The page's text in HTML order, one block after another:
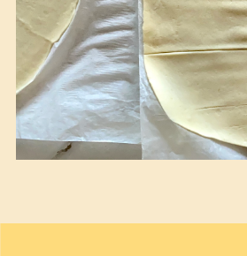
iniziare la giornata con
buono, oppure a
accompagnate da un tè
da un caffè nero. Ma
notare anche a fine
abbinate a una pallina di
vaniglia o a una crema
Non servono